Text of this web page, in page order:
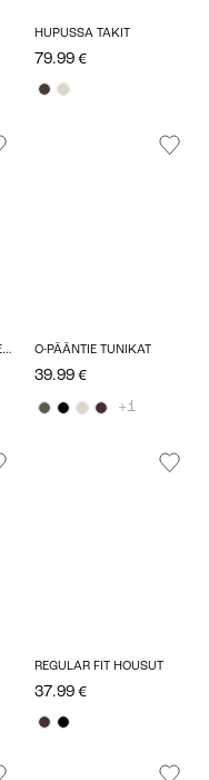
HUPUSSA TAKIT
79.99 €
REGULAR FIT O-PÄÄNTIE TOPIT O-PÄÄNTIE TUNIKAT
39.99 €
+1
REGULAR FIT HOUSUT
37.99 €